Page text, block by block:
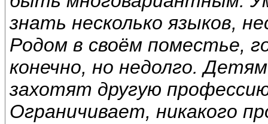
знать несколько языков,
Родом в своём поместье,
конечно, но недолго.
захотят другую
Ограничивает, никакого